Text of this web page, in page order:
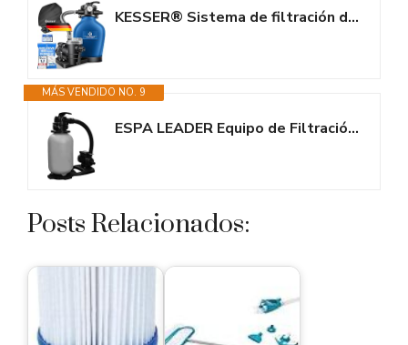
KESSER® Sistema de filtración de Arena Filtro de Arena + 700 g de Bolas...
MÁS VENDIDO NO. 9
ESPA LEADER Equipo de Filtración Bomba de Agua y Filtro Compact 300, para...
Posts Relacionados: